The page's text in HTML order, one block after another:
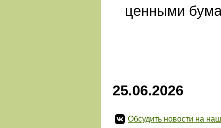
ценными
25.06.2026
Обсудить новости на